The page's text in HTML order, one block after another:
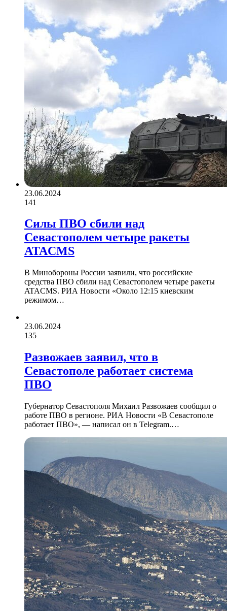
23.06.2024
141
Силы ПВО сбили над
Севастополем четыре ракеты
ATACMS
В Минобороны России заявили, что российские
средства ПВО сбили над Севастополем четыре ракеты
ATACMS. РИА Новости «Около 12:15 киевским
режимом…
23.06.2024
135
Развожаев заявил, что в
Севастополе работает система
ПВО
Губернатор Севастополя Михаил Развожаев сообщил о
работе ПВО в регионе. РИА Новости «В Севастополе
работает ПВО», — написал он в Telegram.…